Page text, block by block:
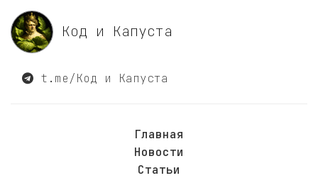
Код и Капуста
t.me/Код и Капуста
Главная
Новости
Статьи